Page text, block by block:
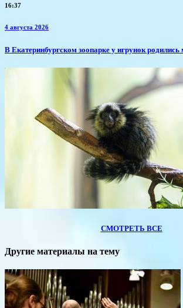
16:37
4 августа 2026
​В Екатеринбургском зоопарке у игрунок
СМОТРЕТЬ ВСЕ
Другие материалы на тему